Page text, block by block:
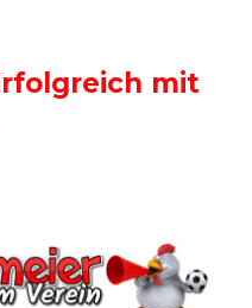
mit